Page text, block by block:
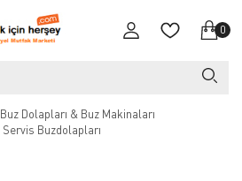
0
Buz Dolapları & Buz Makinaları
Servis Buzdolapları